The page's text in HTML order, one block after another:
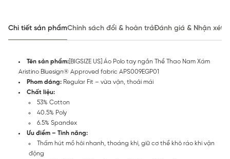
Chi tiết sản phẩmChính sách đổi & hoàn trảĐánh giá & Nhận xét
Tên sản phẩm: [BIGSIZE US] Áo Polo tay ngắn Thể Thao Nam Xám
Aristino Bluesign® Approved fabric APS009EGP01
Phom dáng: Regular Fit – vừa vặn, thoải mái
Chất liệu:
53% Cotton
40.5% Poly
6.5% Spandex
Ưu điểm – Tính năng:
Thấm hút mồ hôi nhanh, thoáng khí, giữ cơ thể khô ráo khi vận
động